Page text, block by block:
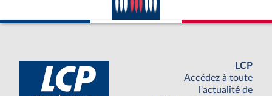
LCP
Accédez à toute
l'actualité de